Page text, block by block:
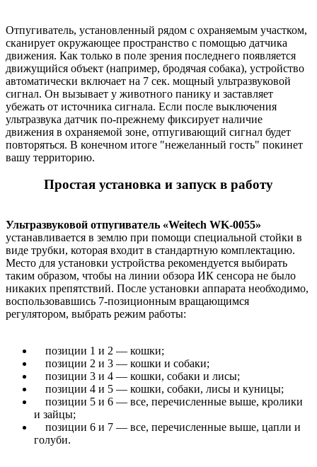
Отпугиватель, установленный рядом с охраняемым участком,
сканирует окружающее пространство с помощью датчика
движения. Как только в поле зрения последнего появляется
движущийся объект (например, бродячая собака), устройство
автоматически включает на 7 сек. мощный ультразвуковой
сигнал. Он вызывает у животного панику и заставляет
убежать от источника сигнала. Если после выключения
ультразвука датчик по-прежнему фиксирует наличие
движения в охраняемой зоне, отпугивающий сигнал будет
повторяться. В конечном итоге "нежеланный гость" покинет
вашу территорию.
Простая установка и запуск в работу
Ультразвуковой отпугиватель «Weitech WK-0055»
устанавливается в землю при помощи специальной стойки в
виде трубки, которая входит в стандартную комплектацию.
Место для установки устройства рекомендуется выбирать
таким образом, чтобы на линии обзора ИК сенсора не было
никаких препятствий. После установки аппарата необходимо,
воспользовавшись 7-позиционным вращающимся
регулятором, выбрать режим работы:
позиции 1 и 2 — кошки;
позиции 2 и 3 — кошки и собаки;
позиции 3 и 4 — кошки, собаки и лисы;
позиции 4 и 5 — кошки, собаки, лисы и куницы;
позиции 5 и 6 — все, перечисленные выше, кролики
и зайцы;
позиции 6 и 7 — все, перечисленные выше, цапли и
голуби.